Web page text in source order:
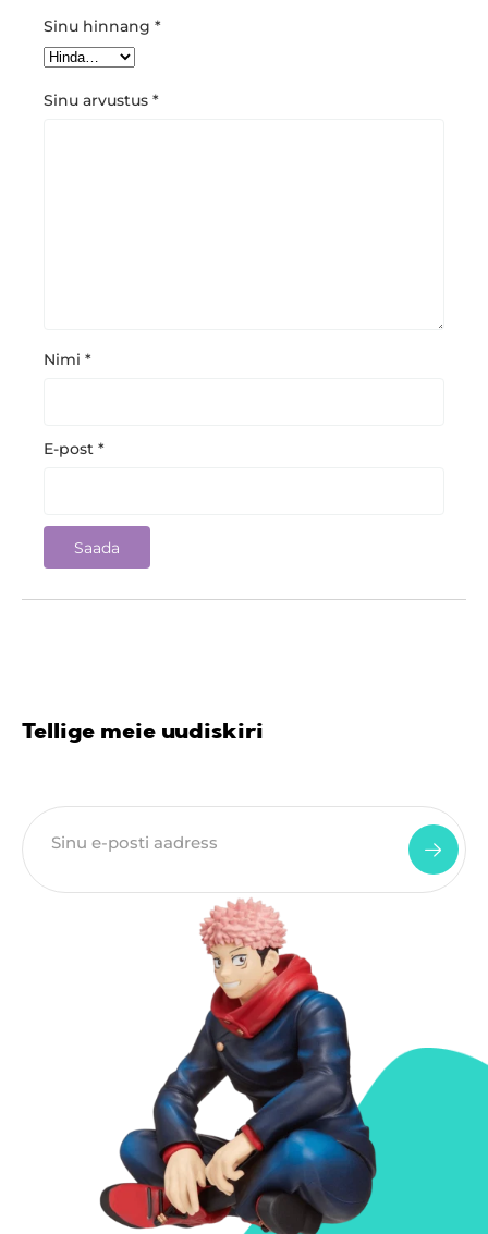
Sinu hinnang *
Sinu arvustus *
Nimi *
E-post *
Tellige meie uudiskiri